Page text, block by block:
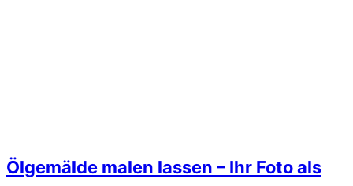
Ölgemälde malen lassen – Ihr Foto als